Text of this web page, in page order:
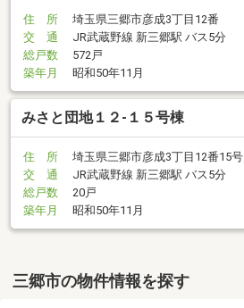
住 所
埼玉県三郷市彦成3丁目12番
交 通
JR武蔵野線 新三郷駅 バス5分
総戸数
572戸
築年月
昭和50年11月
みさと団地１２-１５号棟
住 所
埼玉県三郷市彦成3丁目12番15号
交 通
JR武蔵野線 新三郷駅 バス5分
総戸数
20戸
築年月
昭和50年11月
三郷市の物件情報を探す